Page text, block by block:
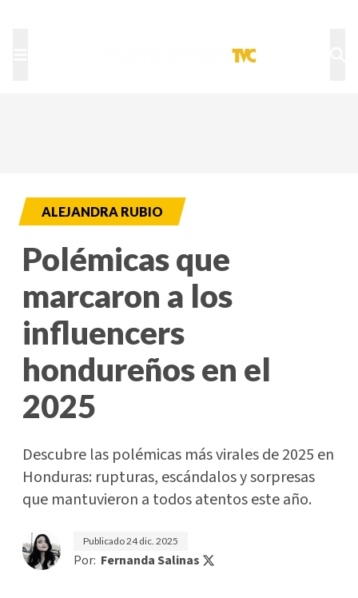
ALEJANDRA RUBIO
Polémicas que
marcaron a los
influencers
hondureños en el
2025
Descubre las polémicas más virales de 2025 en
Honduras: rupturas, escándalos y sorpresas
que mantuvieron a todos atentos este año.
Publicado24 dic. 2025
Por: Fernanda Salinas